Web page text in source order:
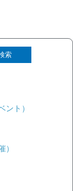
ント）